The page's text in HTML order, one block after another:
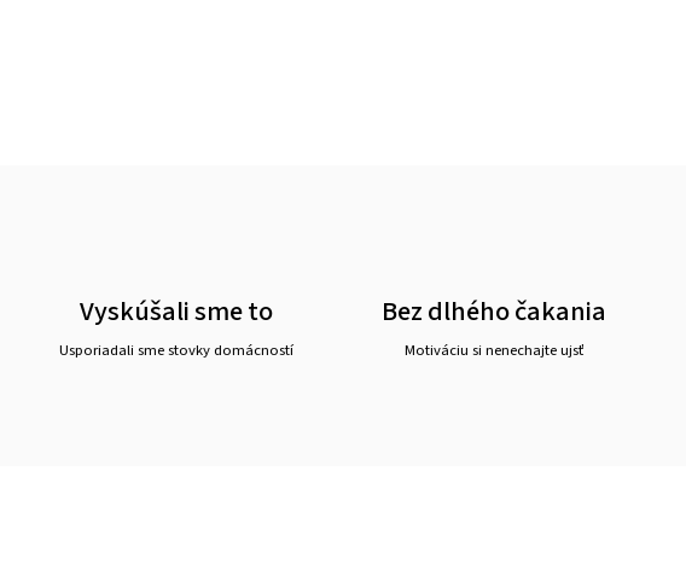
Vyskúšali sme to
Usporiadali sme stovky domácností
Bez dlhého čakania
Motiváciu si nenechajte ujsť